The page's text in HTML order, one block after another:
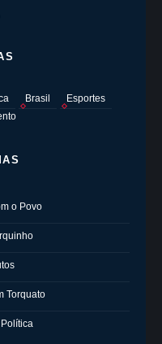
Brasil
Esportes
o Povo
Torquato